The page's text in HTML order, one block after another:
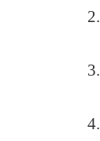
2.
3.
4.